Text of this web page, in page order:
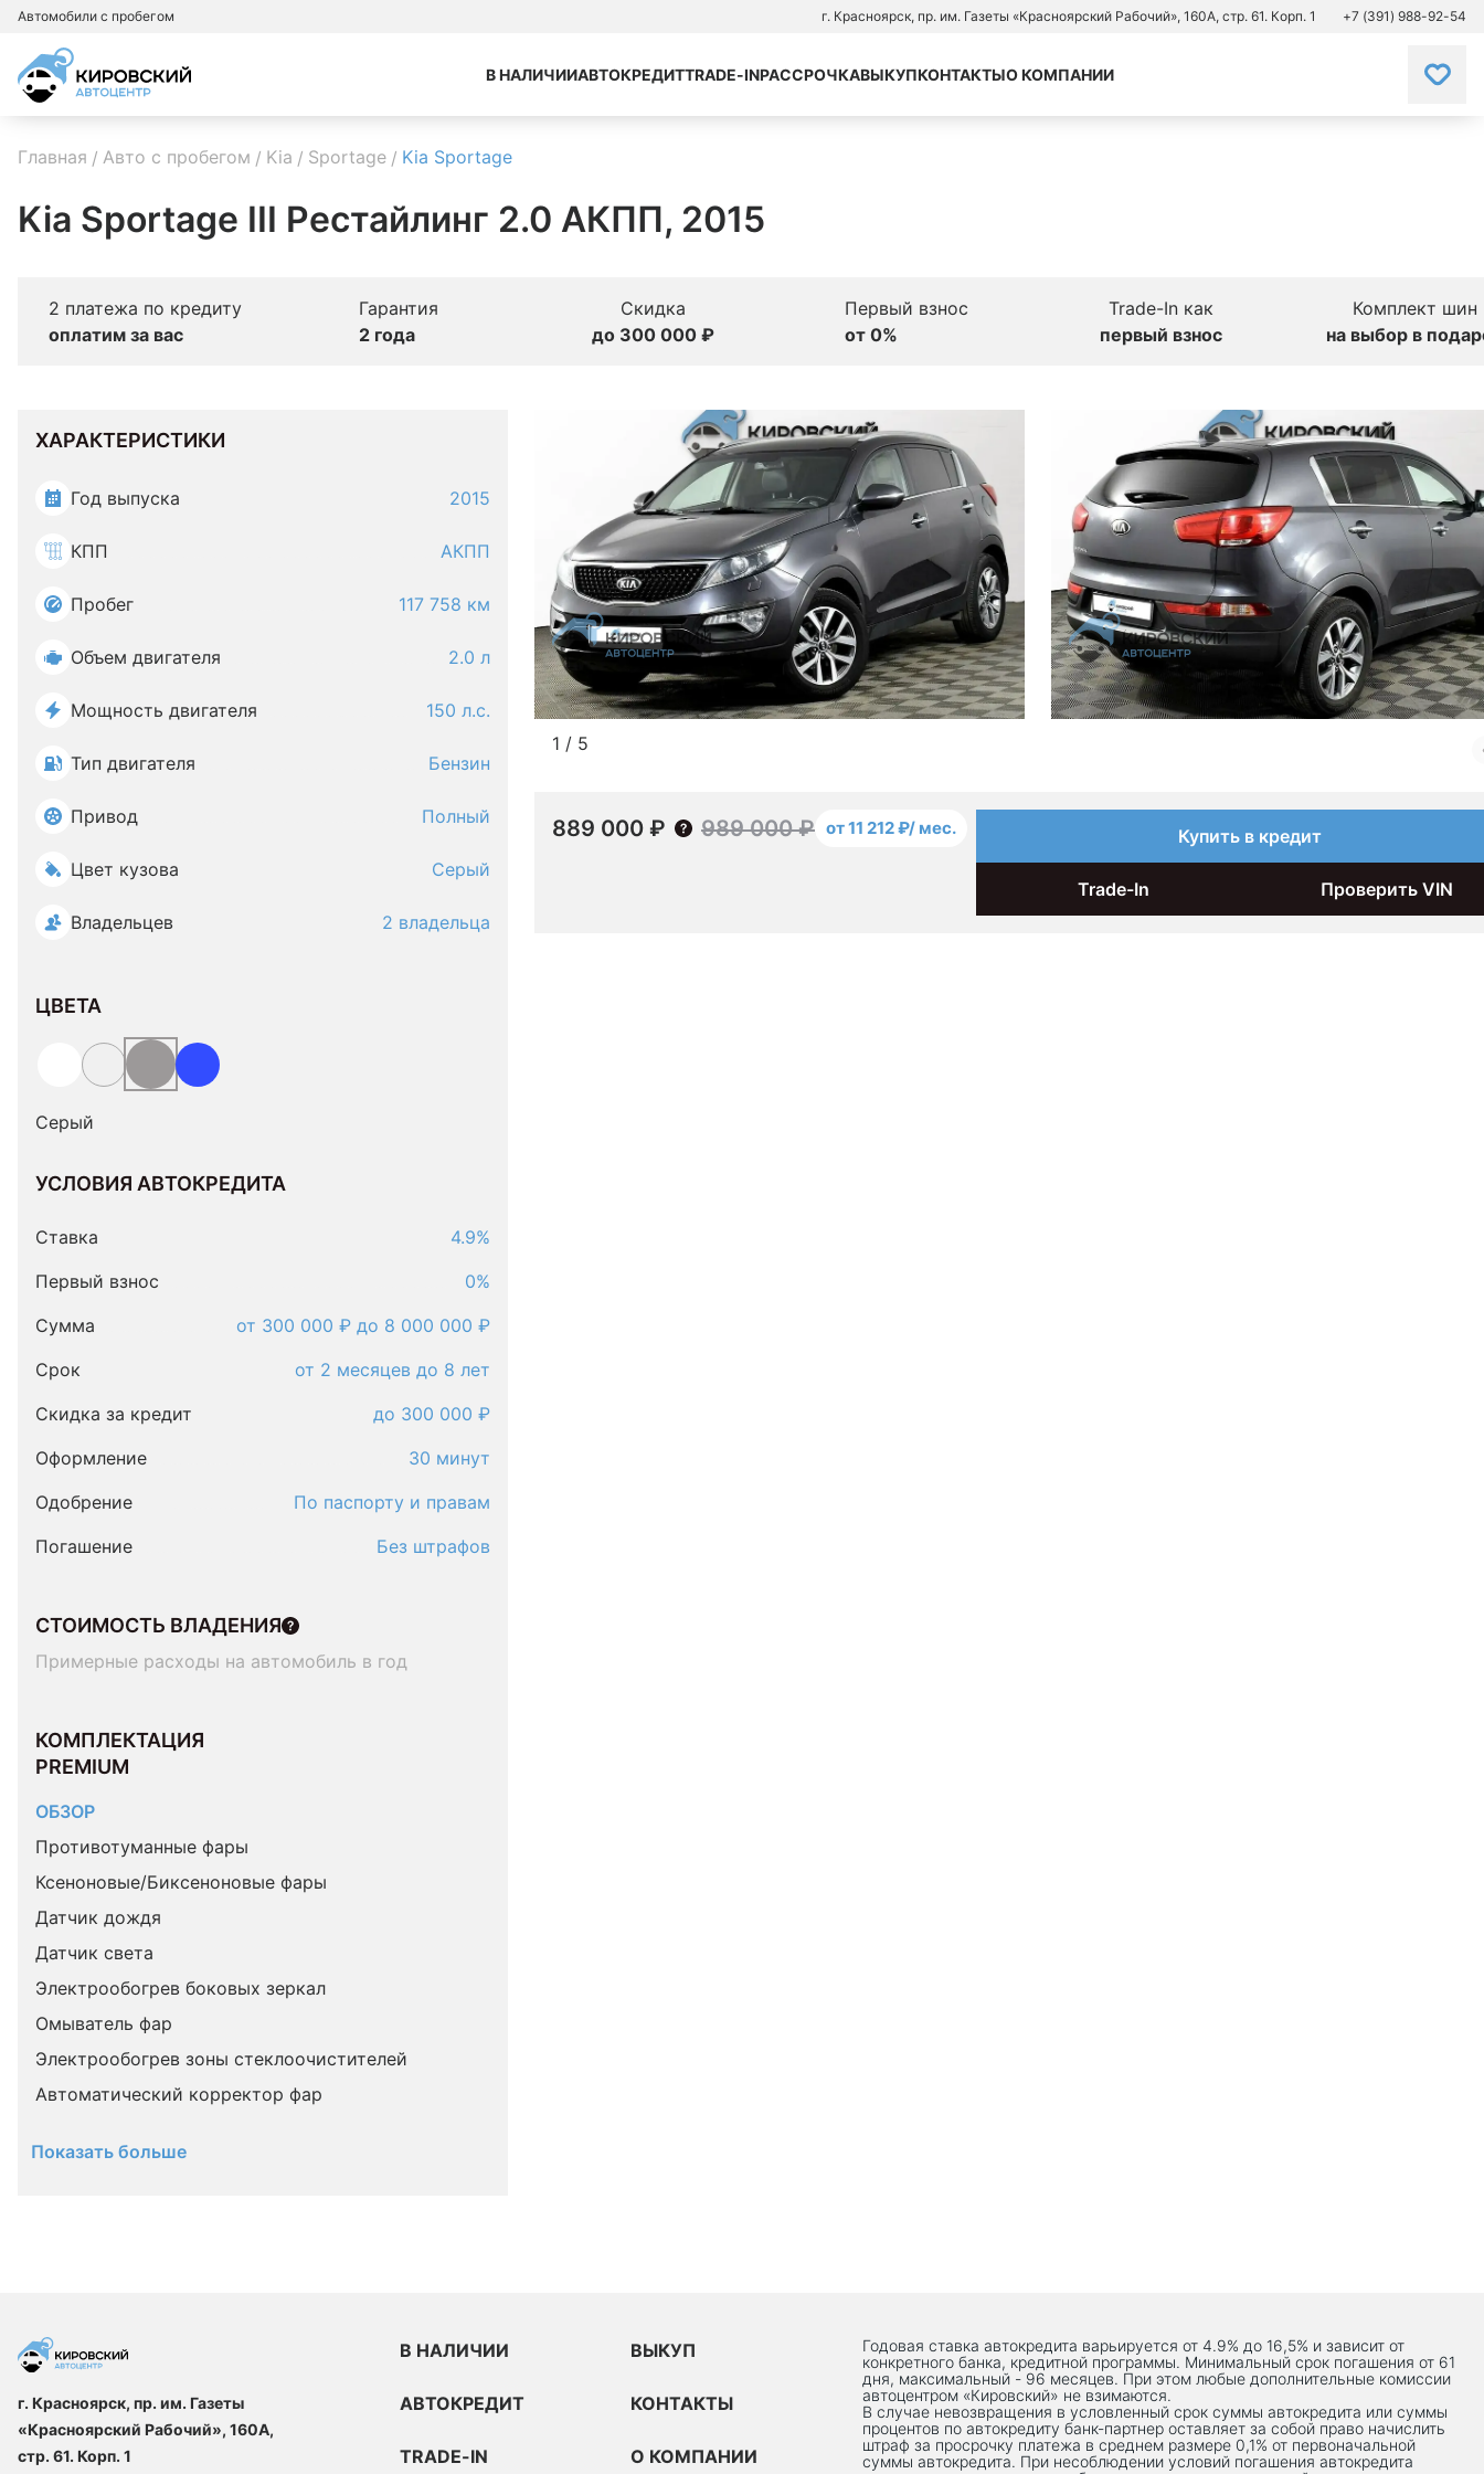
Автомобили с пробегом г. Красноярск, пр. им. Газеты «Красноярский Рабочий», 160А, стр. 61. Корп. 1 +7 (391) 988-92-54
В НАЛИЧИИАВТОКРЕДИТTRADE-INРАССРОЧКАВЫКУПКОНТАКТЫО КОМПАНИИ
Главная Авто с пробегом Kia Sportage Kia Sportage
Kia Sportage III Рестайлинг 2.0 АКПП, 2015
2 платежа по кредиту
оплатим за вас
Гарантия
2 года
Скидка
до 300 000 ₽
Первый взнос
от 0%
Trade-In как
первый взнос
Комплект шин
на выбор в
ХАРАКТЕРИСТИКИ
Год выпуска 2015
КПП АКПП
Пробег 117 758 км
Объем двигателя 2.0 л
Мощность двигателя 150 л.с.
Тип двигателя Бензин
Привод Полный
Цвет кузова Серый
Владельцев 2 владельца
ЦВЕТА
Серый
УСЛОВИЯ АВТОКРЕДИТА
Ставка
4.9%
Первый взнос
0%
Сумма
от 300 000 ₽ до 8 000 000 ₽
Срок
от 2 месяцев до 8 лет
Скидка за кредит
до 300 000 ₽
Оформление
30 минут
Одобрение
По паспорту и правам
Погашение
Без штрафов
СТОИМОСТЬ ВЛАДЕНИЯ
Примерные расходы на автомобиль в год
КОМПЛЕКТАЦИЯ
PREMIUM
ОБЗОР
Противотуманные фары
Ксеноновые/Биксеноновые фары
Датчик дождя
Датчик света
Электрообогрев боковых зеркал
Омыватель фар
Электрообогрев зоны стеклоочистителей
Автоматический корректор фар
Показать больше
1 / 5
889 000 ₽ 989 000 ₽ от 11 212 ₽/ мес. Купить в кредит
Trade-In Проверить VIN
г. Красноярск, пр. им. Газеты
«Красноярский Рабочий», 160А,
стр. 61. Корп. 1
В НАЛИЧИИ
АВТОКРЕДИТ
TRADE-IN
ВЫКУП
КОНТАКТЫ
О КОМПАНИИ
Годовая ставка автокредита варьируется от 4.9% до 16,5% и зависит от
конкретного банка, кредитной программы. Минимальный срок погашения от 61
дня, максимальный - 96 месяцев. При этом любые дополнительные комиссии
автоцентром «Кировский» не взимаются.
В случае невозвращения в условленный срок суммы автокредита или суммы
процентов по автокредиту банк-партнер оставляет за собой право начислить
штраф за просрочку платежа в среднем размере 0,1% от первоначальной
суммы автокредита. При несоблюдении условий погашения автокредита